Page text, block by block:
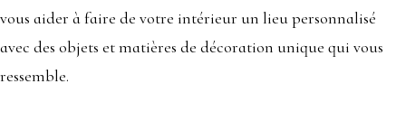
vous aider à faire de votre intérieur un lieu personnalisé
avec des objets et matières de décoration unique qui vous
ressemble.